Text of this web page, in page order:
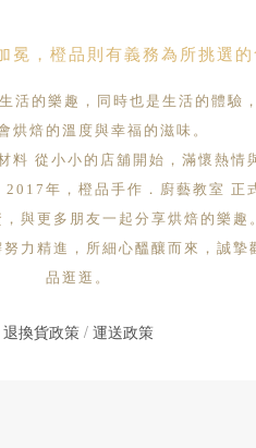
冕，橙品則有義務為所挑選
的樂趣，同時也是生活的體驗
烘焙的溫度與幸福的滋味。
料 從小小的店舖開始，滿懷熱情
2017年，橙品手作．廚藝教室 正
與更多朋友一起分享烘焙的樂趣
力精進，所細心醞釀而來，誠摯
品逛逛。
退換貨政策/ 運送政策